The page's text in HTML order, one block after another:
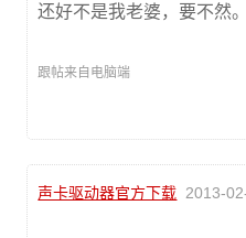
还好不是我老婆，要不然。
跟帖来自电脑端
声卡驱动器官方下载 2013-